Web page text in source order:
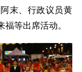
末、行政议员黄
等出席活动。